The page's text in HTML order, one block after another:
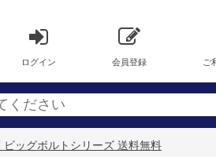
ログイン 会員登録 ご
ッグボルトシリーズ 送料無料